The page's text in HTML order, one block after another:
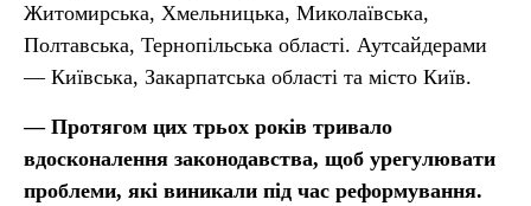
Житомирська, Хмельницька, Миколаївська,
Полтавська, Тернопільська області. Аутсайдерами
— Київська, Закарпатська області та місто Київ.
— Протягом цих трьох років тривало
вдосконалення законодавства, щоб урегулювати
проблеми, які виникали під час реформування.